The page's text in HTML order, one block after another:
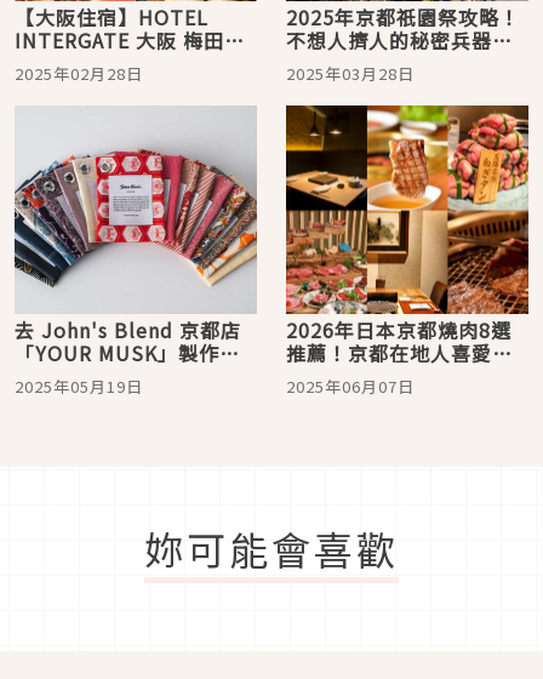
【大阪住宿】HOTEL
INTERGATE 大阪 梅田飯
店，關西旅遊購物的最佳
選擇！
2025年02月28日
2025年京都祇園祭攻略！
不想人擠人的秘密兵器
是？
2025年03月28日
去 John's Blend 京都店
「YOUR MUSK」製作自
己專屬的和風香袋！
2025年05月19日
2026年日本京都燒肉8選
推薦！京都在地人喜愛的
和牛美味
2025年06月07日
妳可能會喜歡